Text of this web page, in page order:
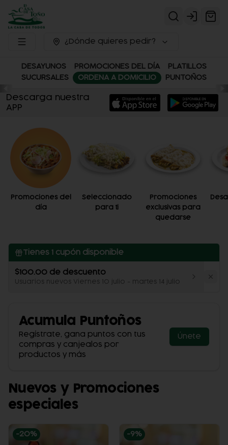
Login
¿Dónde quieres pedir?
DESAYUNOS PROMOCIONES DEL DÍA
PLATILLOS
SUCURSALES
ORDENA A DOMICILIO PUNTOÑOS
Descarga nuestra
APP
Promociones del
día
Seleccionado
para ti
Promociones
exclusivas para
quedarse
Tienes 1 cupón disponible
$100.00 de descuento
Usuarios nuevos Viernes 10 julio - martes 14 julio
Acumula Puntoños
Regístrate, gana puntos con tus
compras y canjealos por
productos y más
Únete
Nuevos y Promociones
especiales
-20% -9%